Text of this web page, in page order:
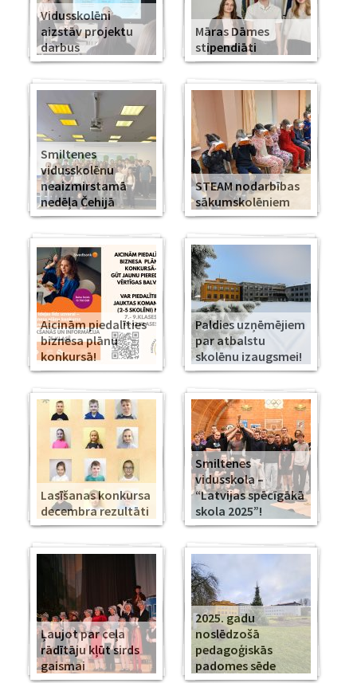
Vidusskolēni
aizstāv projektu
darbus
Māras Dāmes
stipendiāti
Smiltenes
vidusskolēnu
neaizmirstamā
nedēļa Čehijā
STEAM nodarbības
sākumskolēniem
Aicinām piedalīties
biznesa plānu
konkursā!
Paldies uzņēmējiem
par atbalstu
skolēnu izaugsmei!
Lasīšanas konkursa
decembra rezultāti
Smiltenes
vidusskola –
“Latvijas spēcīgākā
skola 2025”!
Ļaujot par ceļa
rādītāju kļūt sirds
gaismai
2025. gadu
noslēdzošā
pedagoģiskās
padomes sēde